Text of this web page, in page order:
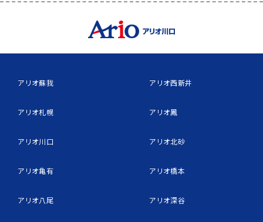
アリオ蘇我
アリオ札幌
アリオ川口
アリオ亀有
アリオ八尾
アリオ西新井
アリオ鳳
アリオ北砂
アリオ橋本
アリオ深谷